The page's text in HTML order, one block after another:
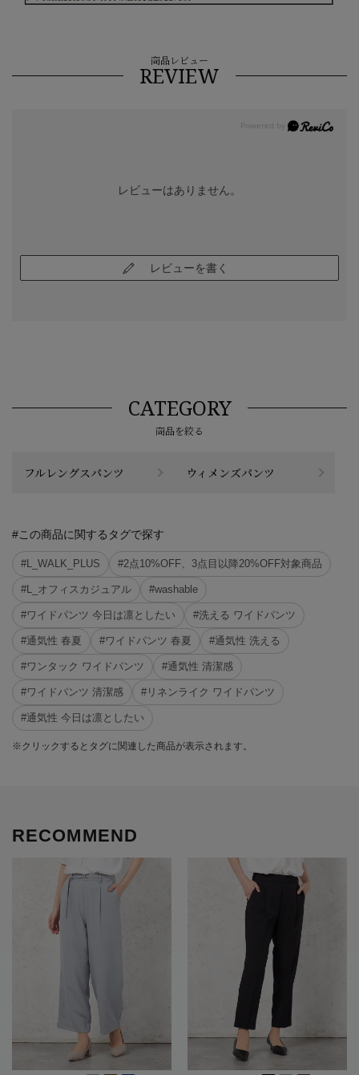
商品レビュー
REVIEW
レビューはありません。
レビューを書く
CATEGORY
商品を絞る
フルレングスパンツ ウィメンズパンツ
#この商品に関するタグで探す
#L_WALK_PLUS #2点10%OFF、3点目以降20%OFF対象商品
#L_オフィスカジュアル #washable
#ワイドパンツ 今日は凛としたい #洗える ワイドパンツ
#通気性 春夏 #ワイドパンツ 春夏 #通気性 洗える
#ワンタック ワイドパンツ #通気性 清潔感
#ワイドパンツ 清潔感 #リネンライク ワイドパンツ
#通気性 今日は凛としたい
※クリックするとタグに関連した商品が表示されます。
RECOMMEND